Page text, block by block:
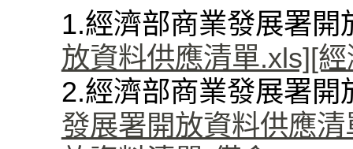
1.經濟部商業發展署開
放資料供應清單.xls][
2.經濟部商業發展署
發展署開放資料供應